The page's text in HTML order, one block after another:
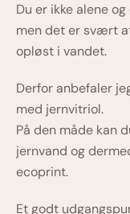
Du er ikke alene
men det er svært
opløst i vandet.
Derfor anbefaler
med jernvitriol.
På den måde kan
jernvand og
ecoprint.
Et godt